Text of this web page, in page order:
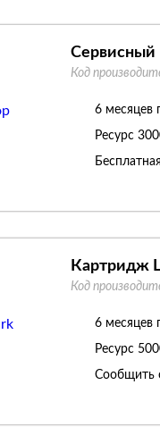
Сервисный
Код
6 месяцев
Ресурс
Картридж
Код
6 месяцев
Ресурс
Сообщить